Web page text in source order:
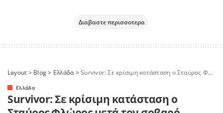
Διαβαστε περισσοτερα
Layout > Blog> Ελλάδα>Survivor: Σε κρίσιμη κατάσταση ο Σταύρος Φλώρος μετά τον σοβαρό τραυματισμό στον Άγιο Δομίνικο
Ελλάδα
Survivor: Σε κρίσιμη κατάσταση ο